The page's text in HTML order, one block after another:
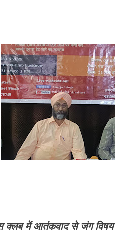
में आतंकवाद से जंग विषय